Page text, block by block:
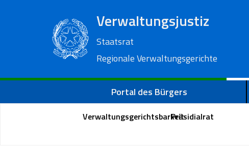
Verwaltungsjustiz
Staatsrat
Regionale Verwaltungsgerichte
Portal des Bürgers
VerwaltungsgerichtsbarkeitPräsidialrat